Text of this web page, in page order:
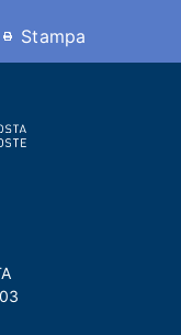
Stampa